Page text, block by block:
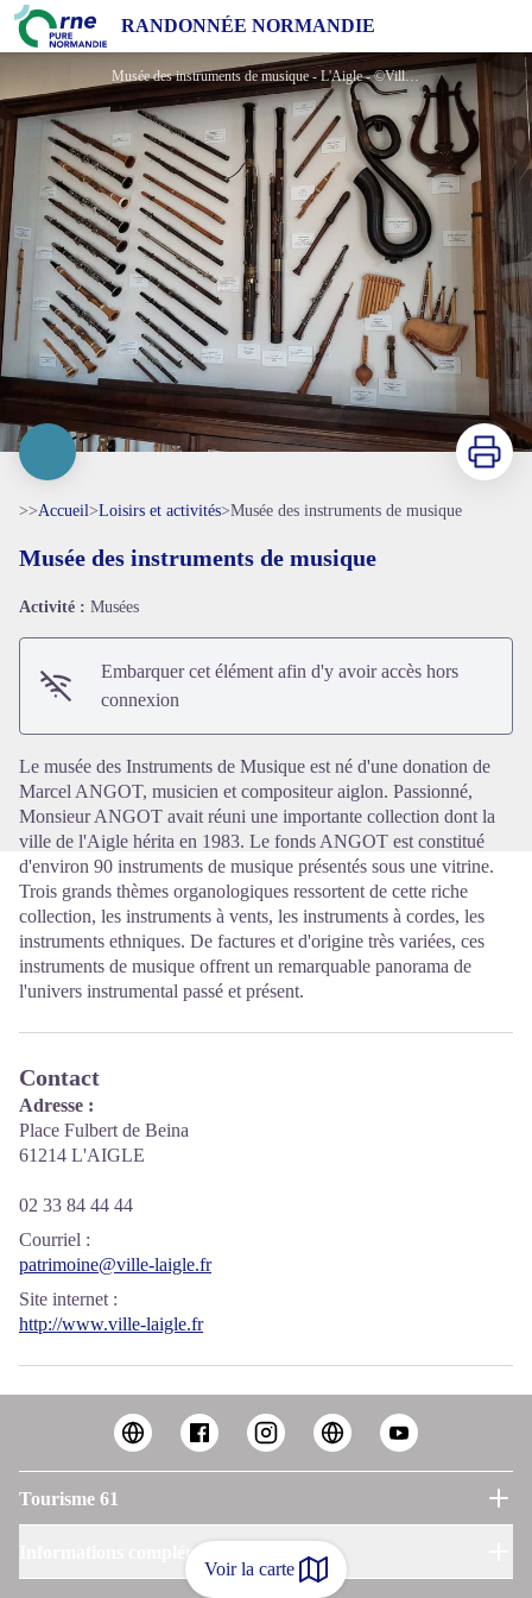
RANDONNÉE NORMANDIE
Musée des instruments de musique
Voir la carte
Musée des instruments de musique - L'Aigle - ©Ville de L'Aigle
Voir l'image en plein écran
Imprimer
>>Accueil>Loisirs et activités>Musée des instruments de musique
Musée des instruments de musique
Activité : Musées
Embarquer cet élément afin d'y avoir accès hors
connexion
Le musée des Instruments de Musique est né d'une donation de
Marcel ANGOT, musicien et compositeur aiglon. Passionné,
Monsieur ANGOT avait réuni une importante collection dont la
ville de l'Aigle hérita en 1983. Le fonds ANGOT est constitué
d'environ 90 instruments de musique présentés sous une vitrine.
Trois grands thèmes organologiques ressortent de cette riche
collection, les instruments à vents, les instruments à cordes, les
instruments ethniques. De factures et d'origine très variées, ces
instruments de musique offrent un remarquable panorama de
l'univers instrumental passé et présent.
Contact
Adresse :
Place Fulbert de Beina
61214 L'AIGLE
02 33 84 44 44
Courriel :
patrimoine@ville-laigle.fr
Site internet :
http://www.ville-laigle.fr
Tourisme 61
Informations complémentaires